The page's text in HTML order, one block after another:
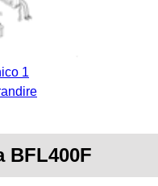
1
BFL400F